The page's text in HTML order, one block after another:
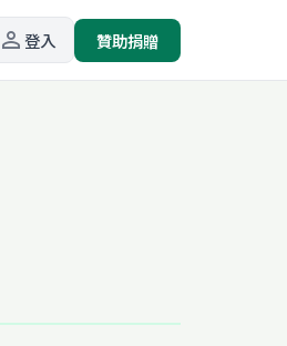
person_outline登入 贊助捐贈